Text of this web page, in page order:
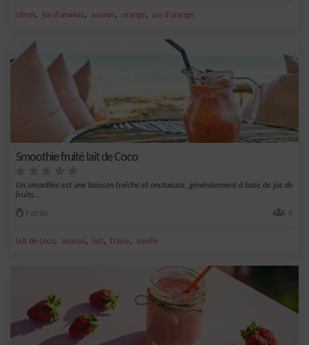
citron, jus d'ananas, ananas, orange, jus d'orange
Smoothie fruité lait de Coco
Un smoothie est une boisson fraîche et onctueuse, généralement à base de jus de
fruits...
Facile 4
lait de coco, ananas, lait, fraise, vanille